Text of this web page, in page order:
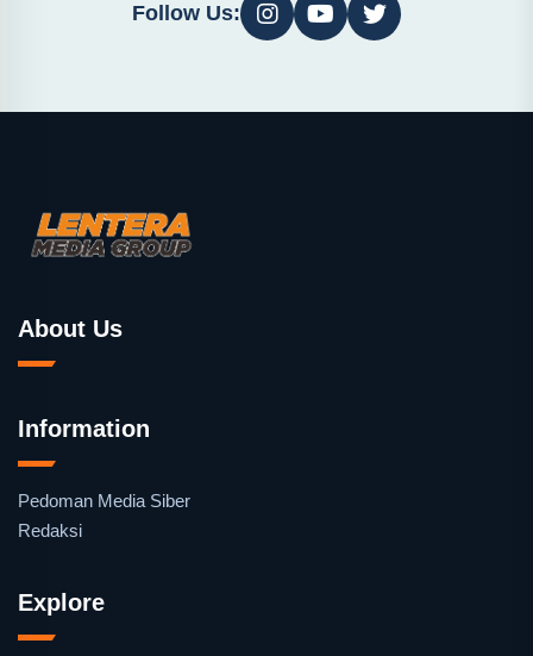
Follow Us:
About Us
Information
Pedoman Media Siber
Redaksi
Explore